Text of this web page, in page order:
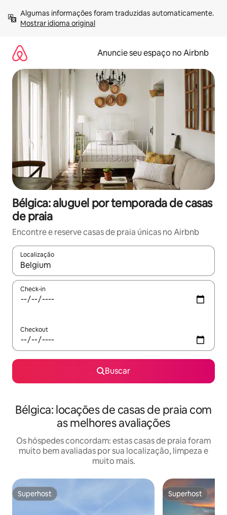
para
Mostrar idioma original
Anuncie seu espaço no Airbnb
Bélgica: aluguel por temporada de casas
de praia
Encontre e reserve casas de praia únicas no Airbnb
Localização
Quando os resultados estiverem disponíveis, explore-os
Check-in
Checkout
Buscar
Bélgica: locações de casas de praia com
as melhores avaliações
Os hóspedes concordam: estas casas de praia foram
muito bem avaliadas por sua localização, limpeza e
muito mais.
Superhost
Superhost Superhost
Superhost